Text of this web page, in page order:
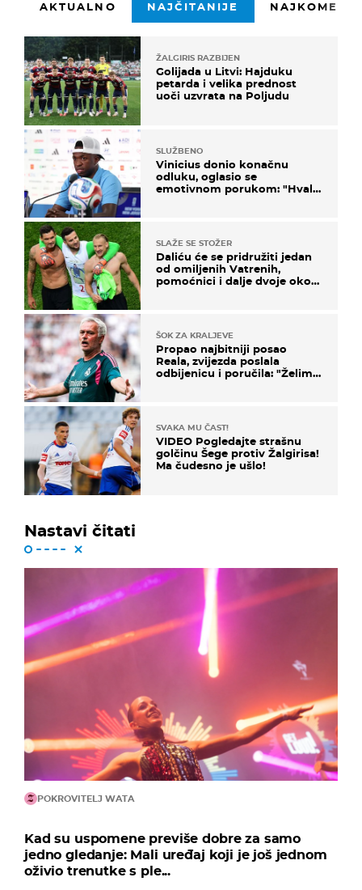
AKTUALNO NAJČITANIJE
ŽALGIRIS RAZBIJEN
Golijada u Litvi: Hajduku
petarda i velika prednost
uoči uzvrata na Poljudu
SLUŽBENO
Vinicius donio konačnu
odluku, oglasio se
emotivnom porukom: "Hvala
SLAŽE SE STOŽER
Daliću će se pridružiti jedan
od omiljenih Vatrenih,
pomoćnici i dalje dvoje oko
ŠOK ZA KRALJEVE
Propao najbitniji posao
Reala, zvijezda poslala
odbijenicu i poručila: "Želim
SVAKA MU ČAST!
VIDEO Pogledajte strašnu
golčinu Šege protiv Žalgirisa!
Ma čudesno je ušlo!
Nastavi čitati
POKROVITELJ WATA
Kad su uspomene previše dobre za samo
jedno gledanje: Mali uređaj koji je još jednom
oživio trenutke s ple...